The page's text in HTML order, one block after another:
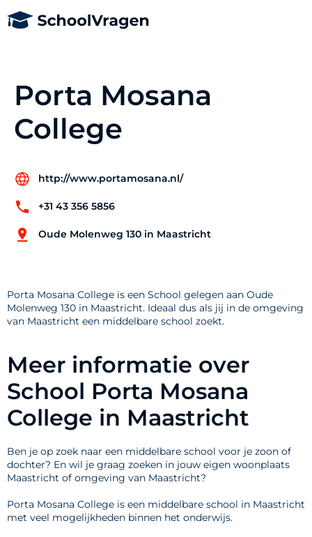
Porta Mosana
College
http://www.portamosana.nl/
+31 43 356 5856
Oude Molenweg 130 in Maastricht
Porta Mosana College is een School gelegen aan Oude
Molenweg 130 in Maastricht. Ideaal dus als jij in de omgeving
van Maastricht een middelbare school zoekt.
Meer informatie over
School Porta Mosana
College in Maastricht
Ben je op zoek naar een middelbare school voor je zoon of
dochter? En wil je graag zoeken in jouw eigen woonplaats
Maastricht of omgeving van Maastricht?
Porta Mosana College is een middelbare school in Maastricht
met veel mogelijkheden binnen het onderwijs.